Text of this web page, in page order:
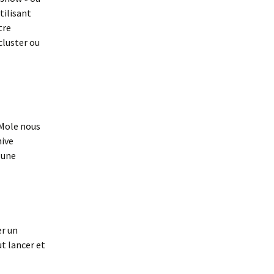
ou
nous
un
lancer et